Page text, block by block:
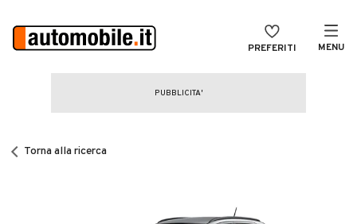
PREFERITI MENU
CERCA
Torna alla ricerca